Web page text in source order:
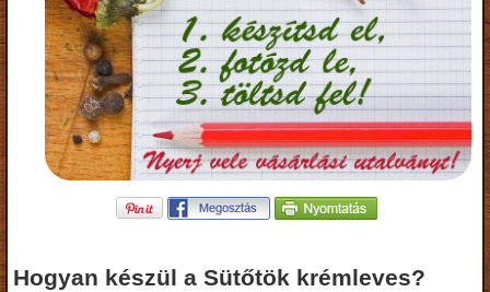
Hogyan készül a Sütőtök krémleves?